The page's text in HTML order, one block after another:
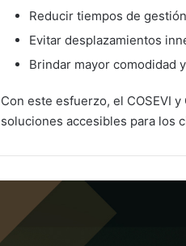
Reducir tiempos de
Evitar desplazamientos
Brindar mayor comodidad
Con este esfuerzo, el COSEVI
soluciones accesibles para los